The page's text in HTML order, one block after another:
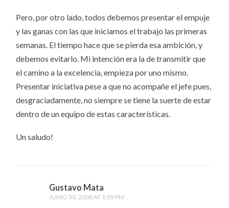
Pero, por otro lado, todos debemos presentar el empuje
y las ganas con las que iniciamos el trabajo las primeras
semanas. El tiempo hace que se pierda esa ambición, y
debemos evitarlo. Mi intención era la de transmitir que
el camino a la excelencia, empieza por uno mismo.
Presentar iniciativa pese a que no acompañe el jefe pues,
desgraciadamente, no siempre se tiene la suerte de estar
dentro de un equipo de estas características.
Un saludo!
Gustavo Mata
JUNIO 30, 2008 AT 1:09 PM